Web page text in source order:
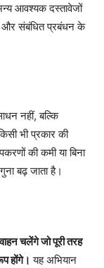
आवश्यक दस्तावेजों
और संबंधित प्रबंधन के
नहीं, बल्कि
भी प्रकार की
की कमी या बिना
बढ़ जाता है।
चलेंगे जो पूरी तरह
होंगे। यह अभियान